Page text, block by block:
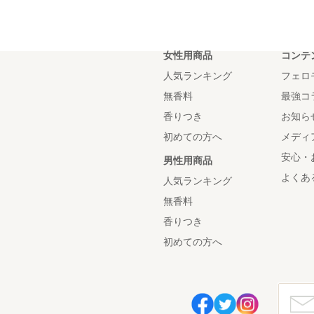
女性用商品
人気ランキング
無香料
香りつき
初めての方へ
男性用商品
人気ランキング
無香料
香りつき
初めての方へ
コンテ
フェロ
最強コ
お知ら
メディ
安心・
よくあ